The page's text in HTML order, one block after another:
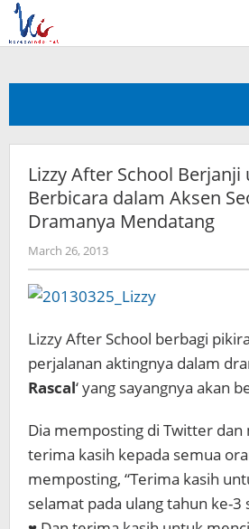
Skip
content
Lizzy After School Berjanji
Berbicara dalam Aksen
Dramanya Mendatang
March 26, 2013by
Koreanindo
Lizzy After School berbagi
perjalanan aktingnya dalam
Rascal‘ yang sayangnya akan
Dia memposting di Twitter dan
terima kasih kepada semua
memposting, “Terima kasih
selamat pada ulang tahun ke-3